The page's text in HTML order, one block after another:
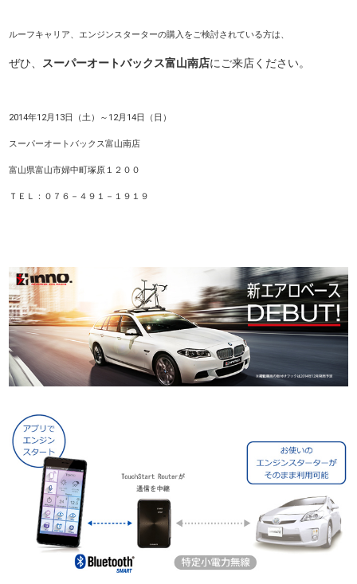
ルーフキャリア、エンジンスターターの購入をご検討されている方は、
ぜひ、 スーパーオートバックス富山南店にご来店ください。
2014年12月13日（土）～12月14日（日）
スーパーオートバックス富山南店
富山県富山市婦中町塚原１２００
ＴＥＬ：０７６－４９１－１９１９